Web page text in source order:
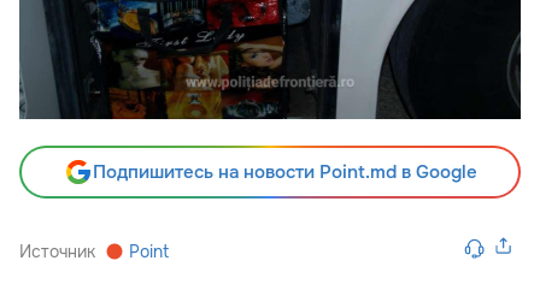
Подпишитесь на новости Point.md в Google
Источник Point